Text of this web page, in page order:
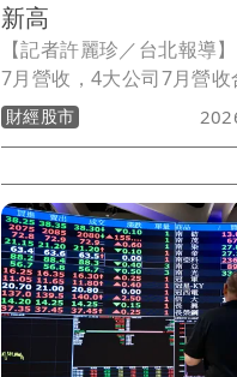
逾3成
月新高
財經股市
新高
【記者許麗珍／台北報導
7月營收，4大公司7月營收
1519.55億元，月增14.7%
31.5%。在石化、電子材料
亞受惠AI風潮帶動電子材
增12.7％，年增44.5％，7
49個月新高。
財經股市